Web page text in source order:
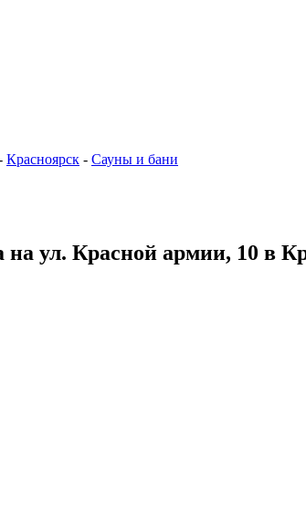
Красноярск - Сауны и бани
на ул. Красной армии, 10 в